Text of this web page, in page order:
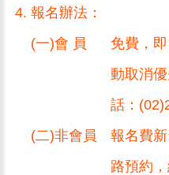
報名辦法：
(一)會 員
免費，
動取消優
話：
(二)非會員
報名費
路預約